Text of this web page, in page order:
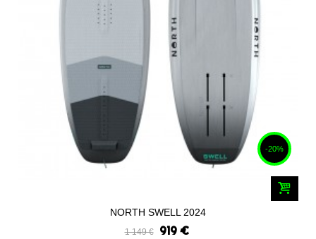
-20%
NORTH SWELL 2024
1 149 € 919 €